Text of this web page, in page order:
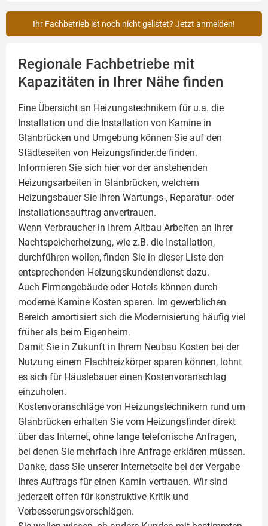
Ihr Fachbetrieb ist noch nicht gelistet? Jetzt anmelden!
Regionale Fachbetriebe mit
Kapazitäten in Ihrer Nähe finden
Eine Übersicht an Heizungstechnikern für u.a. die
Installation und die Installation von Kamine in
Glanbrücken und Umgebung können Sie auf den
Städteseiten von Heizungsfinder.de finden.
Informieren Sie sich hier vor der anstehenden
Heizungsarbeiten in Glanbrücken, welchem
Heizungsbauer Sie Ihren Wartungs-, Reparatur- oder
Installationsauftrag anvertrauen.
Wenn Verbraucher in Ihrem Altbau Arbeiten an Ihrer
Nachtspeicherheizung, wie z.B. die Installation,
durchführen wollen, finden Sie in dieser Liste den
entsprechenden Heizungskundendienst dazu.
Auch Firmengebäude oder Hotels können durch
moderne Kamine Kosten sparen. Im gewerblichen
Bereich amortisiert sich die Modernisierung häufig viel
früher als beim Eigenheim.
Damit Sie in Zukunft in Ihrem Neubau Kosten bei der
Nutzung einem Flachheizkörpersparen können, lohnt
es sich für Häuslebauer einen Kostenvoranschlag
einzuholen.
Kostenvoranschläge von Heizungstechnikern rund um
Glanbrücken erhalten Sie vom Heizungsfinder direkt
über das Internet, ohne lange telefonische Anfragen,
bei denen Sie mehrfach Ihre Anfrage erklären müssen.
Danke, dass Sie unserer Internetseite bei der Vergabe
Ihres Auftrags für einen Kamin vertrauen. Wir sind
jederzeit offen für konstruktive Kritik und
Verbesserungsvorschlägen.